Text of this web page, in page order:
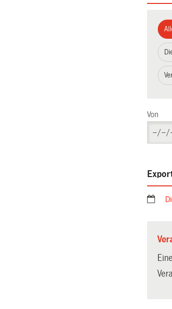
Von